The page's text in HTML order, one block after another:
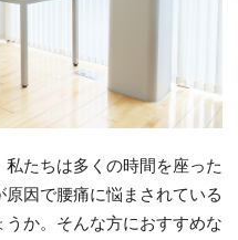
たちは多くの時間を座った
因で腰痛に悩まされている
か。そんな方におすすめな